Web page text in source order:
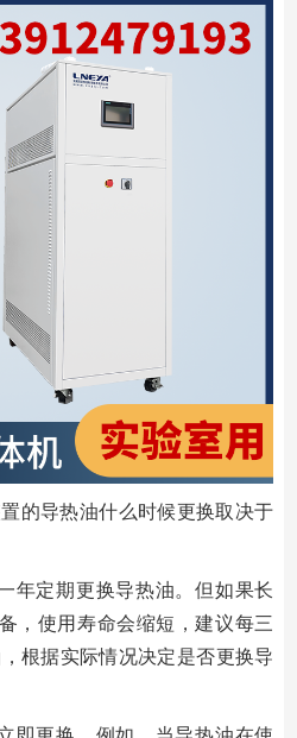
的导热油什么时候更换取决于
年定期更换导热油。但如果长
，使用寿命会缩短，建议每三
根据实际情况决定是否更换导